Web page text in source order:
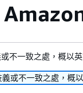
不一致之處，概以英
或不一致之處，概